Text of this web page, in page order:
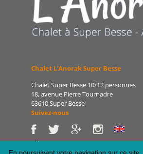
Chalet L'Anorak Super Besse
Chalet Super Besse 10/12 personnes
18, avenue Pierre Tournadre
63610 Super Besse
Suivez-nous
Tél : 06 86 75 47 66